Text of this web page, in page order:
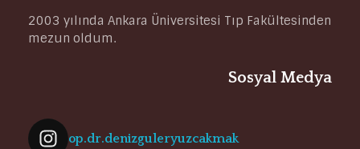
2003 yılında Ankara Üniversitesi Tıp Fakültesinden
mezun oldum.
Sosyal Medya
op.dr.denizguleryuzcakmak